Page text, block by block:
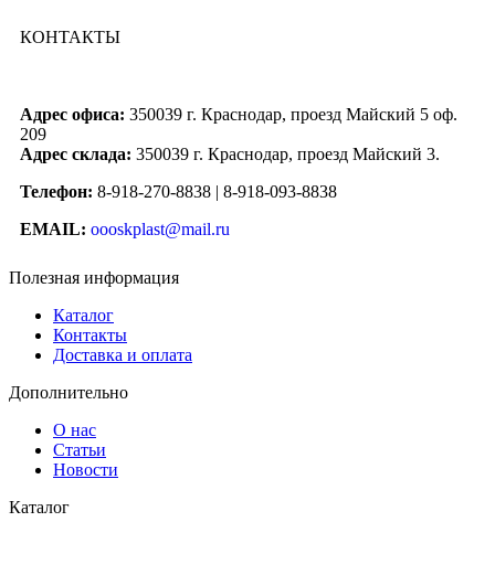
КОНТАКТЫ
Адрес офиса: 350039 г. Краснодар, проезд Майский 5 оф.
209
Адрес склада: 350039 г. Краснодар, проезд Майский 3.
Телефон: 8-918-270-8838 | 8-918-093-8838
EMAIL: oooskplast@mail.ru
Полезная информация
Каталог
Контакты
Доставка и оплата
Дополнительно
О нас
Статьи
Новости
Каталог